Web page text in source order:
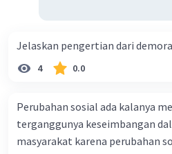
Jelaskan pengertian dari
4 0.0
Perubahan sosial ada kalanya
terganggunya keseimbangan
masyarakat karena perubahan